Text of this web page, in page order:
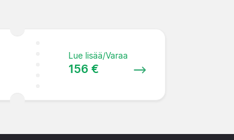
Lue lisää/Varaa
156 €